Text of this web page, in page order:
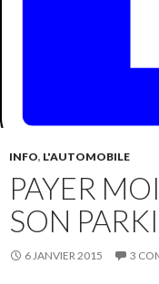
INFO, L'AUTOMOBILE
PAYER
SON
6 JANVIER 2015 3